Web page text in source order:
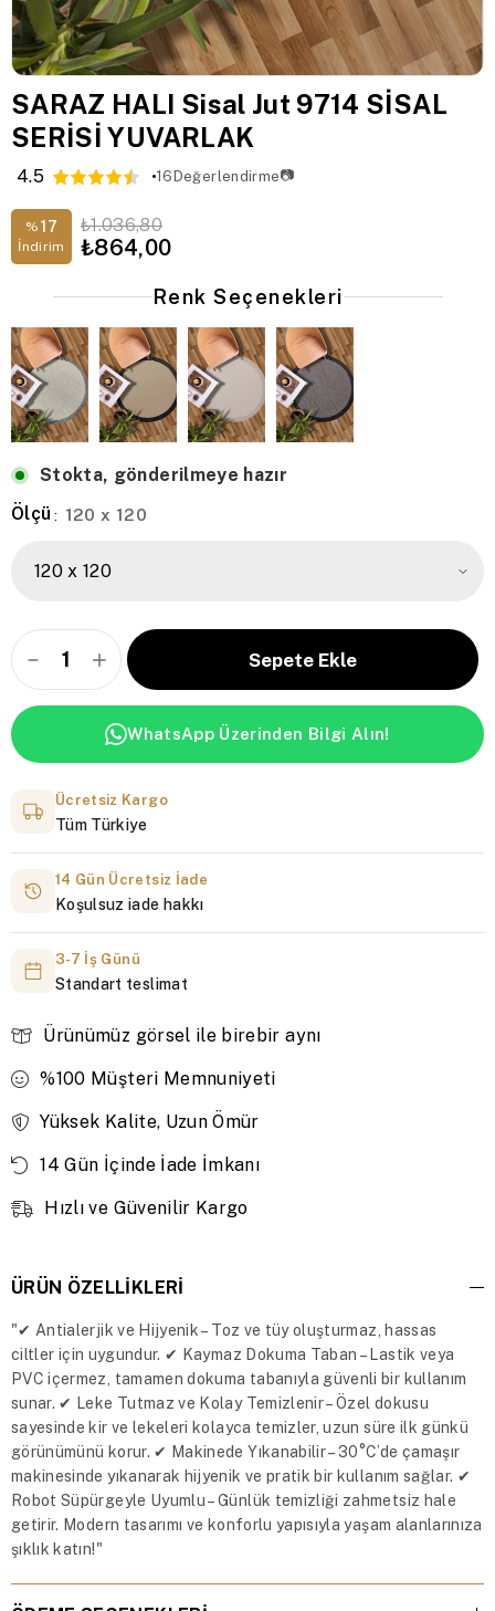
SARAZ HALI Sisal Jut 9714 SİSAL
SERİSİ YUVARLAK
4.5 16 Değerlendirme📷
% 17
İndirim
₺1.036,80
₺864,00
Renk Seçenekleri
Stokta, gönderilmeye hazır
Ölçü : 120 x 120
WhatsApp Üzerinden Bilgi Alın!
Ücretsiz Kargo
Tüm Türkiye
14 Gün Ücretsiz İade
Koşulsuz iade hakkı
3-7 İş Günü
Standart teslimat
Ürünümüz görsel ile birebir aynı
%100 Müşteri Memnuniyeti
Yüksek Kalite, Uzun Ömür
14 Gün İçinde İade İmkanı
Hızlı ve Güvenilir Kargo
ÜRÜN ÖZELLIKLERI
"✔ Antialerjik ve Hijyenik – Toz ve tüy oluşturmaz, hassas
ciltler için uygundur. ✔ Kaymaz Dokuma Taban – Lastik veya
PVC içermez, tamamen dokuma tabanıyla güvenli bir kullanım
sunar. ✔ Leke Tutmaz ve Kolay Temizlenir – Özel dokusu
sayesinde kir ve lekeleri kolayca temizler, uzun süre ilk günkü
görünümünü korur. ✔ Makinede Yıkanabilir – 30°C’de çamaşır
makinesinde yıkanarak hijyenik ve pratik bir kullanım sağlar. ✔
Robot Süpürgeyle Uyumlu – Günlük temizliği zahmetsiz hale
getirir. Modern tasarımı ve konforlu yapısıyla yaşam alanlarınıza
şıklık katın!"